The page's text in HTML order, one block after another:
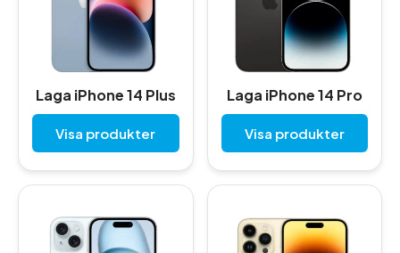
Laga iPhone 14 Plus
Visa produkter
Laga iPhone 14 Pro
Visa produkter